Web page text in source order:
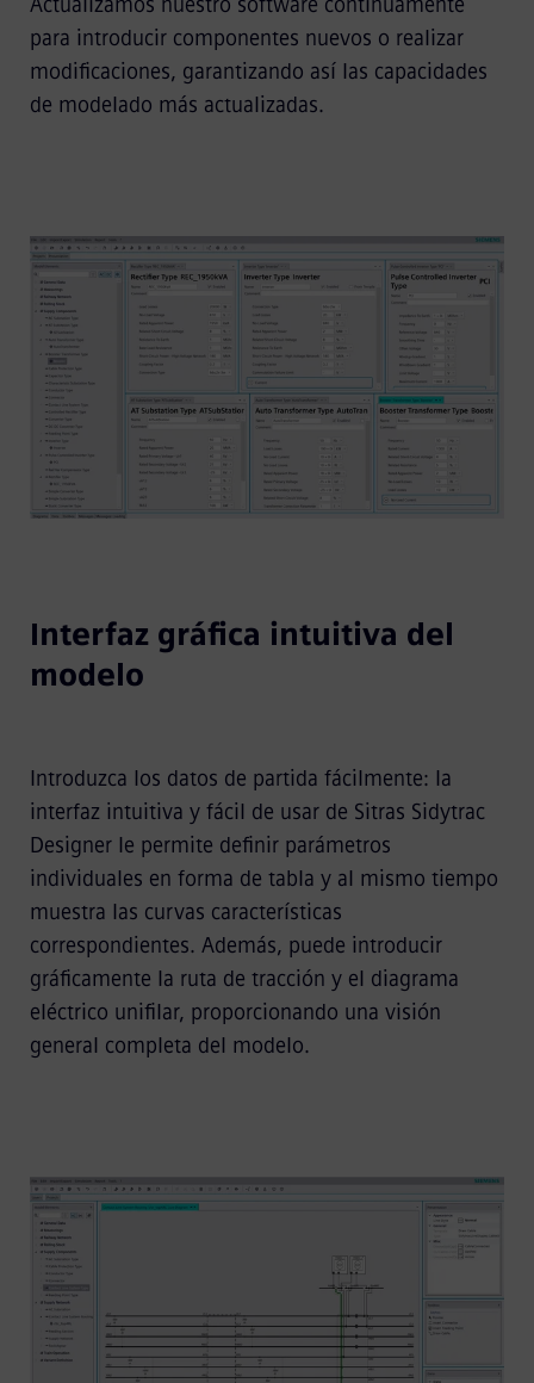
para introducir componentes nuevos o realizar
modificaciones, garantizando así las capacidades
de modelado más actualizadas.
Interfaz gráfica intuitiva del
modelo
Introduzca los datos de partida fácilmente: la
interfaz intuitiva y fácil de usar de Sitras Sidytrac
Designer le permite definir parámetros
individuales en forma de tabla y al mismo tiempo
muestra las curvas características
correspondientes. Además, puede introducir
gráficamente la ruta de tracción y el diagrama
eléctrico unifilar, proporcionando una visión
general completa del modelo.